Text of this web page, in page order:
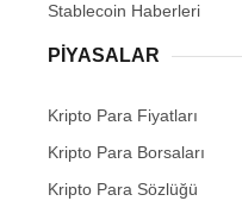
Stablecoin Haberleri
PIYASALAR
Kripto Para Fiyatları
Kripto Para Borsaları
Kripto Para Sözlüğü